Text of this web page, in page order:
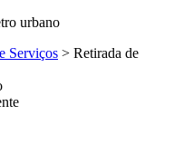
urbano
Serviços > Retirada de